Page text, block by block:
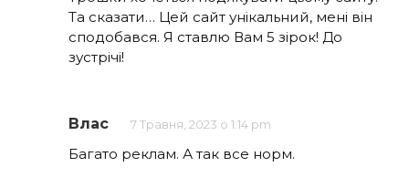
Та сказати… Цей сайт унікальний, мені він
сподобався. Я ставлю Вам 5 зірок! До
зустрічі!
Влас 7 Травня, 2023 о 1:14 pm
Багато реклам. А так все норм.